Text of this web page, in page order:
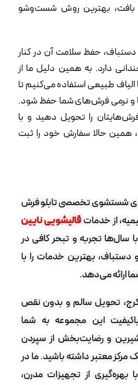
بافت، بهترین روش شست‌وشو
حفظ سلامت آن در کنار
دارد. به همین دلیل ما از
الیاف طبیعی استفاده می‌کنیم تا
و نرمی فرش‌های شما حفظ شود.
را تحویل دهید و با
همین حالا سفارش خود را ثبت
شستشوی تخصصی تابلو فرش
از خدماتقالیشویی نایین
سال‌ها تجربه و تبحر کافی در
بهترین خدمات را با
ارائه می‌دهد.
تحویل سالم و بدون نقص
این مجموعه به شما
و رضایت‌بخش از سپردن
معتبر داشته باشید. ما در
بهره‌گیری از تجهیزات مدرن،